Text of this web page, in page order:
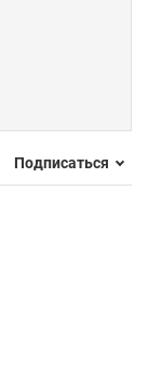
Подписаться